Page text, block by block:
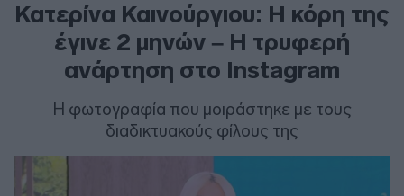
Κατερίνα Καινούργιου: Η κόρη της
έγινε 2 μηνών – Η τρυφερή
ανάρτηση στο Instagram
H φωτογραφία που μοιράστηκε με τους
διαδικτυακούς φίλους της